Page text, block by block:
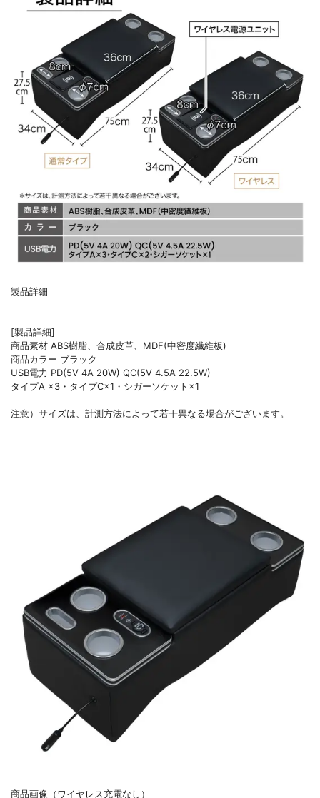
製品詳細
[製品詳細]
商品素材 ABS樹脂、合成皮革、MDF(中密度繊維板)
商品カラー ブラック
USB電力 PD(5V 4A 20W) QC(5V 4.5A 22.5W)
タイプA ×3・タイプC×1・シガーソケット×1
注意）サイズは、計測方法によって若干異なる場合がございます。
商品画像（ワイヤレス充電なし）